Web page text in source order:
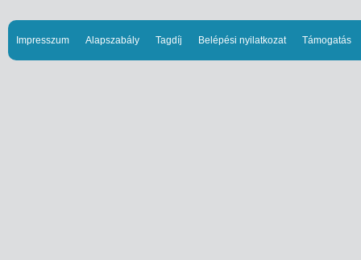
Impresszum Alapszabály Tagdíj Belépési nyilatkozat Támogatás